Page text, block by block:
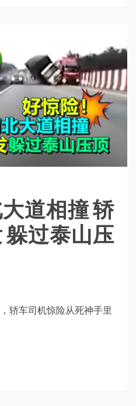
道相撞 轿
躲过泰山压
轿车司机惊险从死神手里